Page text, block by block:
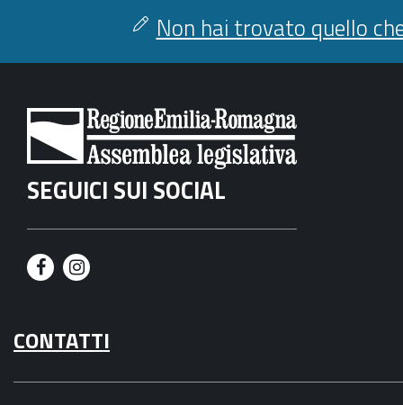
Non hai trovato quello
SEGUICI SUI SOCIAL
F
c
e
I
s
t
CONTATTI